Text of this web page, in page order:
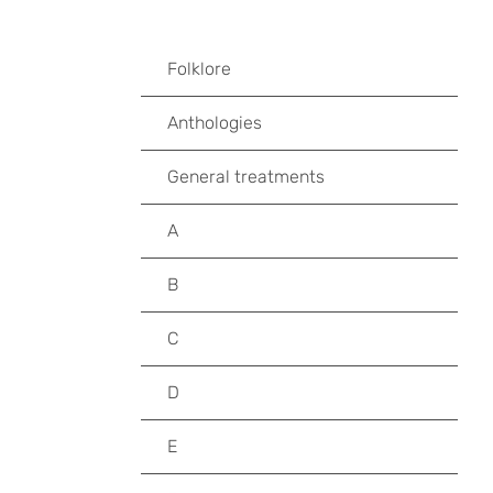
Folklore
Anthologies
General treatments
A
B
C
D
E